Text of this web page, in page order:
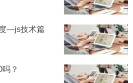
—js技术篇
？